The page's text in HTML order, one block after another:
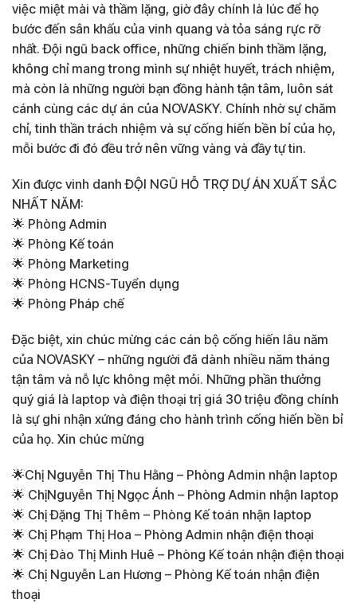
việc miệt mài và thầm lặng, giờ đây chính là lúc để họ
bước đến sân khấu của vinh quang và tỏa sáng rực rỡ
nhất. Đội ngũ back office, những chiến binh thầm lặng,
không chỉ mang trong mình sự nhiệt huyết, trách nhiệm,
mà còn là những người bạn đồng hành tận tâm, luôn sát
cánh cùng các dự án của NOVASKY. Chính nhờ sự chăm
chỉ, tinh thần trách nhiệm và sự cống hiến bền bỉ của họ,
mỗi bước đi đó đều trở nên vững vàng và đầy tự tin.
Xin được vinh danh ĐỘI NGŨ HỖ TRỢ DỰ ÁN XUẤT SẮC
NHẤT NĂM:
🌟 Phòng Admin
🌟 Phòng Kế toán
🌟 Phòng Marketing
🌟 Phòng HCNS-Tuyển dụng
🌟 Phòng Pháp chế
Đặc biệt, xin chúc mừng các cán bộ cống hiến lâu năm
của NOVASKY – những người đã dành nhiều năm tháng
tận tâm và nỗ lực không mệt mỏi. Những phần thưởng
quý giá là laptop và điện thoại trị giá 30 triệu đồng chính
là sự ghi nhận xứng đáng cho hành trình cống hiến bền bỉ
của họ. Xin chúc mừng
🌟Chị Nguyễn Thị Thu Hằng – Phòng Admin nhận laptop
🌟 ChịNguyễn Thị Ngọc Ánh – Phòng Admin nhận laptop
🌟 Chị Đặng Thị Thêm – Phòng Kế toán nhận laptop
🌟 Chị Phạm Thị Hoa – Phòng Admin nhận điện thoại
🌟 Chị Đào Thị Minh Huê – Phòng Kế toán nhận điện thoại
🌟 Chị Nguyễn Lan Hương – Phòng Kế toán nhận điện
thoại